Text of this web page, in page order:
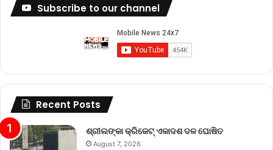
Subscribe to our channel
Recent Posts
ଶ୍ରୀଲଙ୍କା କ୍ରିକେଟ୍‌ ଏକାଦଶ ଦଳ ଘୋଷିତ
August 7, 2026